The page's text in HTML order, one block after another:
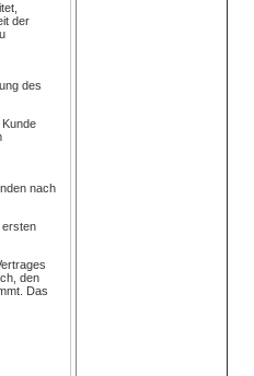
der
des
nach
ersten
den
Das